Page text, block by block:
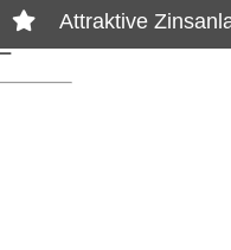
Attraktive